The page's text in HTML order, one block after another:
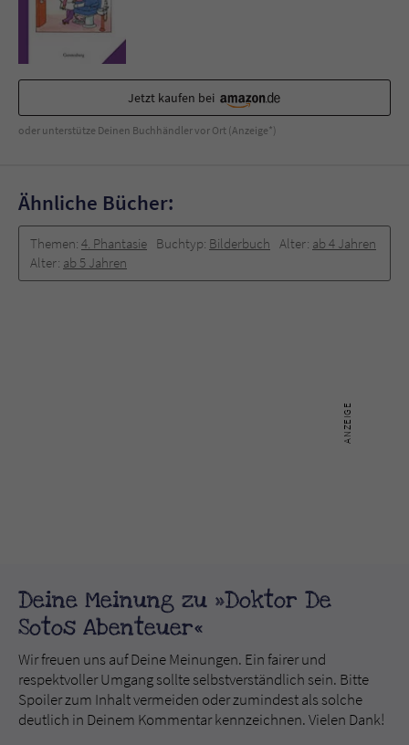
Jetzt kaufen bei
oder unterstütze Deinen Buchhändler vor Ort (Anzeige*)
Ähnliche Bücher:
Themen: 4. Phantasie Buchtyp: Bilderbuch Alter: ab 4 Jahren
Alter: ab 5 Jahren
Deine Meinung zu »Doktor De
Sotos Abenteuer«
Wir freuen uns auf Deine Meinungen. Ein fairer und
respektvoller Umgang sollte selbstverständlich sein. Bitte
Spoiler zum Inhalt vermeiden oder zumindest als solche
deutlich in Deinem Kommentar kennzeichnen. Vielen Dank!